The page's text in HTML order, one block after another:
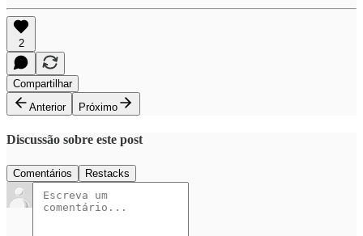
2
Compartilhar
Anterior
Próximo
Discussão sobre este post
Comentários Restacks